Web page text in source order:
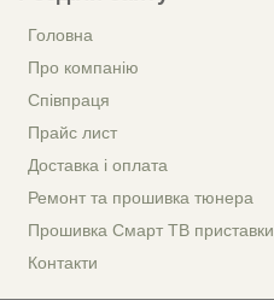
Головна
Про компанію
Співпраця
Прайс лист
Доставка і оплата
Ремонт та прошивка тюнера
Прошивка Смарт ТВ приставки
Контакти